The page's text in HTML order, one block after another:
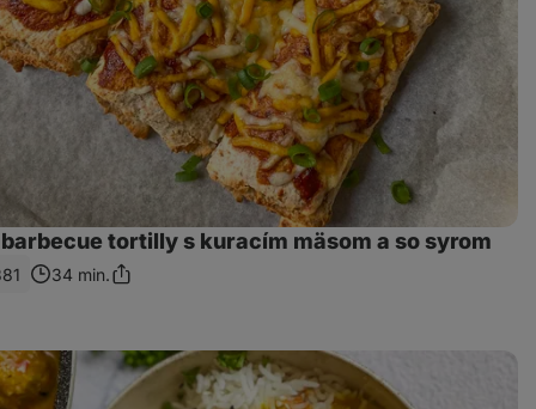
tortilly s kuracím mäsom a so syrom
34 min.Zdieľať